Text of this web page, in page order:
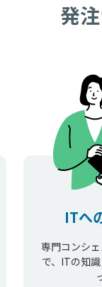
発
ITへ
専門コンシ
で、ITの知